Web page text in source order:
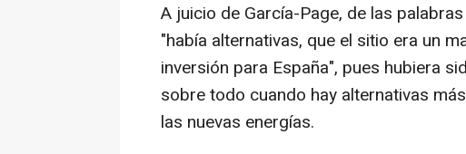
A juicio de García-Page, de las
"había alternativas, que el sitio era un
inversión para España", pues hubiera
sobre todo cuando hay alternativas
las nuevas energías.